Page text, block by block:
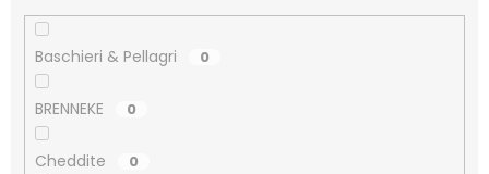
Baschieri & Pellagri 0
BRENNEKE 0
Cheddite 0